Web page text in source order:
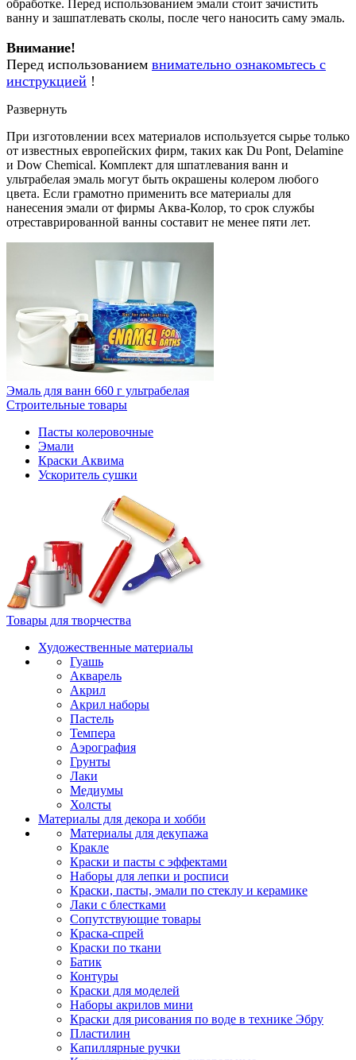
обработке. Перед использованием эмали стоит зачистить
ванну и зашпатлевать сколы, после чего наносить саму эмаль.
Внимание!
Перед использованием внимательно ознакомьтесь с
инструкцией !
Развернуть
При изготовлении всех материалов используется сырье только
от известных европейских фирм, таких как Du Pont, Delamine
и Dow Chemical. Комплект для шпатлевания ванн и
ультрабелая эмаль могут быть окрашены колером любого
цвета. Если грамотно применить все материалы для
нанесения эмали от фирмы Аква-Колор, то срок службы
отреставрированной ванны составит не менее пяти лет.
Эмаль для ванн 660 г ультрабелая
Строительные товары
Пасты колеровочные
Эмали
Краски Аквима
Ускоритель сушки
Товары для творчества
Художественные материалы
Гуашь
Акварель
Акрил
Акрил наборы
Пастель
Темпера
Аэрография
Грунты
Лаки
Медиумы
Холсты
Материалы для декора и хобби
Материалы для декупажа
Кракле
Краски и пасты с эффектами
Наборы для лепки и росписи
Краски, пасты, эмали по стеклу и керамике
Лаки с блестками
Сопутствующие товары
Краска-спрей
Краски по ткани
Батик
Контуры
Краски для моделей
Наборы акрилов мини
Краски для рисования по воде в технике Эбру
Пластилин
Капиллярные ручки